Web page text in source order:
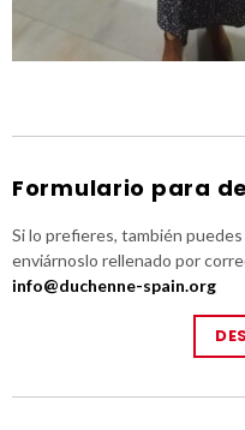
Formulario para
Si lo prefieres, también
enviárnoslo rellenado por
info@duchenne-spain.org